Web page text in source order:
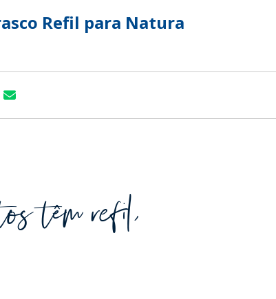
Refil para Natura
têm refil,